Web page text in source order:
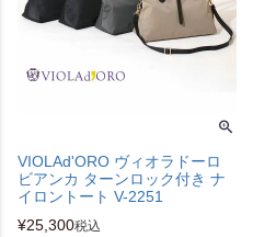
VIOLAd'ORO ヴィオラドーロ
ビアンカ ターンロック付き ナ
イロントート V-2251
¥25,300税込